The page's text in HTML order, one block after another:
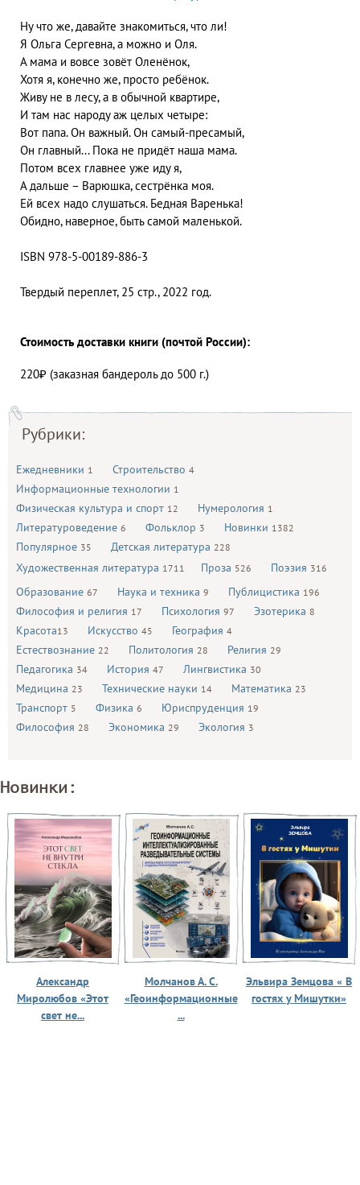
Рубрики:
Ежедневники 1 Строительство 4
Информационные технологии 1
Физическая культура и спорт 12 Нумерология 1
Литературоведение 6 Фольклор 3 Новинки 1382
Популярное 35 Детская литература 228
Художественная литература 1711 Проза 526 Поэзия 316
Образование 67 Наука и техника 9 Публицистика 196
Философия и религия 17 Психология 97 Эзотерика 8
Красота13 Искусство 45 География 4
Естествознание 22 Политология 28 Религия 29
Педагогика 34 История 47 Лингвистика 30
Медицина 23 Технические науки 14 Математика 23
Транспорт 5 Физика 6 Юриспруденция 19
Философия 28 Экономика 29 Экология 3
Ну что же, давайте знакомиться, что ли!
Я Ольга Сергевна, а можно и Оля.
А мама и вовсе зовёт Оленёнок,
Хотя я, конечно же, просто ребёнок.
Живу не в лесу, а в обычной квартире,
И там нас народу аж целых четыре:
Вот папа. Он важный. Он самый-пресамый,
Он главный... Пока не придёт наша мама.
Потом всех главнее уже иду я,
А дальше – Варюшка, сестрёнка моя.
Ей всех надо слушаться. Бедная Варенька!
Обидно, наверное, быть самой маленькой.
ISBN 978-5-00189-886-3
Твердый переплет, 25 стр., 2022 год.
Стоимость доставки книги (почтой России):
220₽ (заказная бандероль до 500 г.)
Новинки:
Александр
Миролюбов «Этот
свет не...
Молчанов А. С.
«Геоинформационные
...
Эльвира Земцова « В
гостях у Мишутки»